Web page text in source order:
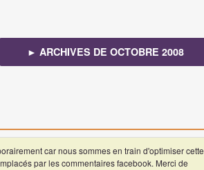
► ARCHIVES DE OCTOBRE 2008
car nous sommes en train d'optimiser cette
par les commentaires facebook. Merci de